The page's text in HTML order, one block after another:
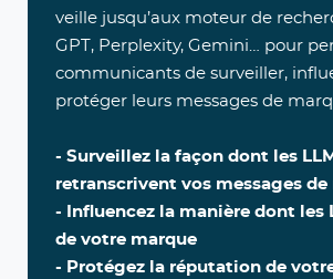
veille jusqu’aux moteur de
GPT, Perplexity, Gemini… pour
communicants de surveiller,
protéger leurs messages de
- Surveillez la façon dont les
retranscrivent vos messages de
- Influencez la manière dont les
de votre marque
- Protégez la réputation de